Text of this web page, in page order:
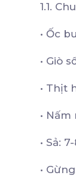
1.1.
• Ốc
• Giò
• Thịt
• Nấm
• Sả:
•